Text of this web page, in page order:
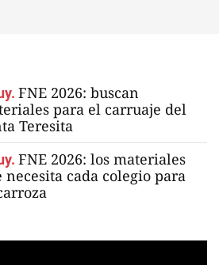
FNE 2026: buscan
para el carruaje del
Teresita
FNE 2026: los materiales
necesita cada colegio para